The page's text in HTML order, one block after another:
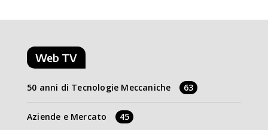
Web TV
50 anni di Tecnologie Meccaniche 63
Aziende e Mercato 45